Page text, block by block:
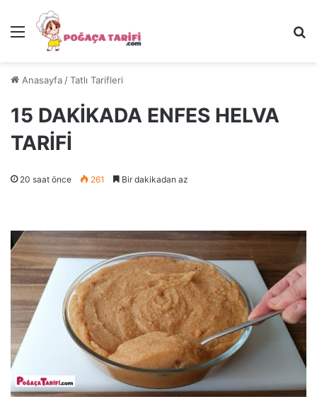
Menü
Anasayfa /Tatlı Tarifleri
15 DAKİKADA ENFES HELVA
TARİFİ
20 saat önce 261 Bir dakikadan az